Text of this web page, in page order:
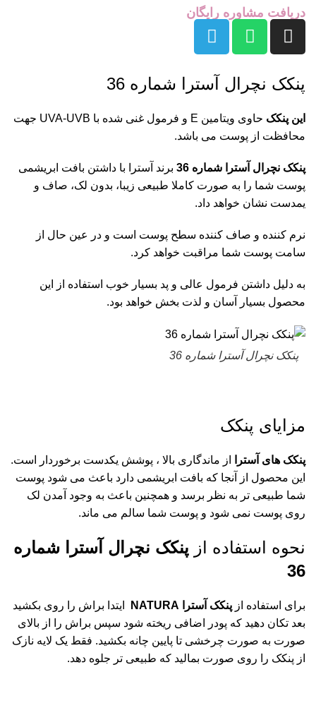
دریافت مشاوره رایگان
پنکک نچرال آسترا شماره 36
این پنکک
حاوی ویتامین E و فرمول غنی شده با UVA-UVB جهت
محافظت از پوست می باشد.
پنکک نچرال آسترا شماره 36
برند آسترا با داشتن بافت ابریشمی
پوست شما را به صورت کاملا طبیعی زیبا، بدون لک، صاف و
یمدست نشان خواهد داد.
نرم کننده و صاف کننده سطح پوست است و در عین حال از
سامت پوست شما مراقبت خواهد کرد.
به دلیل داشتن فرمول عالی و پد بسیار خوب استفاده از این
محصول بسیار آسان و لذت بخش خواهد بود.
پنکک نچرال آسترا شماره 36
مزایای پنکک
پنکک های آسترا
از ماندگاری بالا ، پوشش یکدست برخوردار است.
این محصول از آنجا که بافت ابریشمی دارد باعث می شود پوست
شما طبیعی تر به نظر برسد و همچنین باعث به وجود آمدن لک
روی پوست نمی شود و پوست شما سالم می ماند.
نحوه استفاده از پنکک نچرال آسترا شماره
36
برای استفاده از پنکک آسترا
ایتدا براش را روی بکشید
بعد تکان دهید که پودر اضافی ریخته شود سپس براش را از بالای
صورت به صورت چرخشی تا پایین چانه بکشید. فقط یک لایه نازک
از پنکک را روی صورت بمالید که طبیعی تر جلوه دهد.